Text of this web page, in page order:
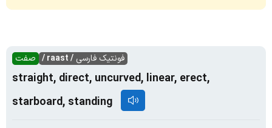
صفت فونتیک فارسی / raast /
straight, direct, uncurved, linear, erect,
starboard, standing